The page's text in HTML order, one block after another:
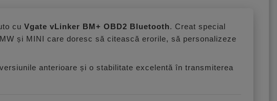
cuVgate vLinker BM+ OBD2 Bluetooth. Creat special
și MINI care doresc să citească erorile, să personalizeze
anterioare și o stabilitate excelentă în transmiterea